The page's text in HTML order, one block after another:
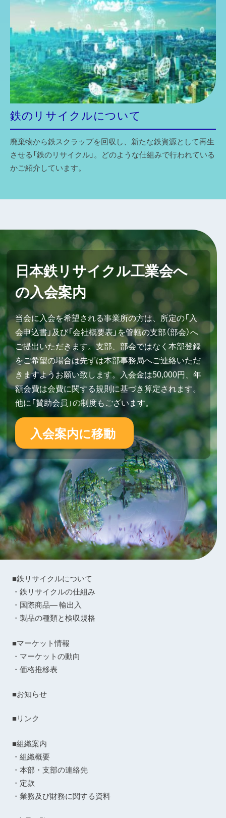
鉄のリサイクルについて
廃棄物から鉄スクラップを回収し、新たな鉄資源として再生
させる「鉄のリサイクル」。どのような仕組みで行われている
かご紹介しています。
日本鉄リサイクル工業会へ
の入会案内
当会に入会を希望される事業所の方は、所定の「入
会申込書」及び「会社概要表」を管轄の支部（部会）へ
ご提出いただきます。支部、部会ではなく本部登録
をご希望の場合は先ずは本部事務局へご連絡いただ
きますようお願い致します。入会金は50,000円、年
額会費は会費に関する規則に基づき算定されます。
他に「賛助会員」の制度もございます。
入会案内に移動
■鉄リサイクルについて
・鉄リサイクルの仕組み
・国際商品― 輸出入
・製品の種類と検収規格
■マーケット情報
・マーケットの動向
・価格推移表
■お知らせ
■リンク
■組織案内
・組織概要
・本部・支部の連絡先
・定款
・業務及び財務に関する資料